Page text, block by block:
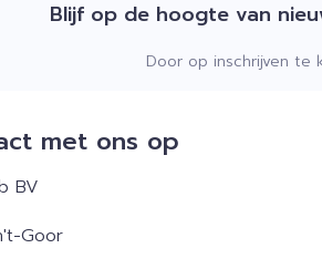
Blijf op de hoogte van
Door op inschrijven te
met ons op
BV
Goor